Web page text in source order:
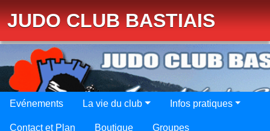
JUDO CLUB BASTIAIS
Evénements La vie du club Infos pratiques
Contact et Plan Boutique Groupes